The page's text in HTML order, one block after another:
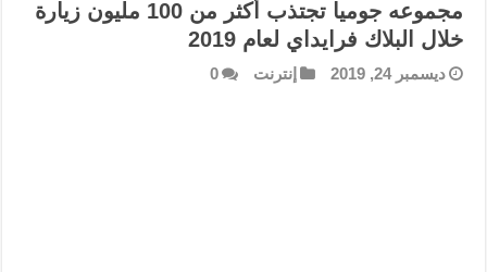
مجموعه جوميا تجتذب أكثر من 100 مليون زيارة
خلال البلاك فرايداي لعام 2019
ديسمبر 24, 2019 إنترنت 0